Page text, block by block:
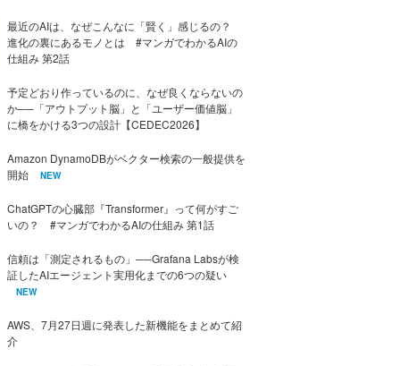
最近のAIは、なぜこんなに「賢く」感じるの？
進化の裏にあるモノとは #マンガでわかるAIの
仕組み 第2話
予定どおり作っているのに、なぜ良くならないの
か──「アウトプット脳」と「ユーザー価値脳」
に橋をかける3つの設計【CEDEC2026】
Amazon DynamoDBがベクター検索の一般提供を
開始
NEW
ChatGPTの心臓部『Transformer』って何がすご
いの？ #マンガでわかるAIの仕組み 第1話
信頼は「測定されるもの」──Grafana Labsが検
証したAIエージェント実用化までの6つの疑い
NEW
AWS、7月27日週に発表した新機能をまとめて紹
介